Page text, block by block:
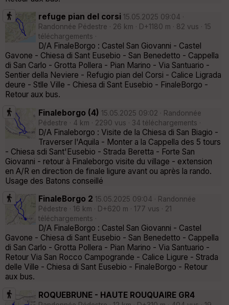
refuge pian del corsi 15.05.2025 09:04 ·
Randonnée Pédestre · 26 km · D+1180 m · 82 vus · 15
téléchargements ·
D/A FinaleBorgo : Castel San Giovanni - Castel
Gavone - Chiesa di Sant Eusebio - San Benedetto - Cappella
di San Carlo - Grotta Pollera - Pian Marino - Via Santuario -
Sentier della Neviere - Refugio pian del Corsi - Calice Ligrada
deure - Stlle Ville - Chiesa di Sant Eusebio - FinaleBorgo -
Retour aux bus.
Finaleborgo (4) 15.05.2025 09:02 · Randonnée
Pédestre · 4 km · 2290 vus · 34 téléchargements ·
D/A Finaleborgo : Visite de la Chiesa di San Biagio -
Traverser l'Aquila - Monter a la Cappella des 5 tours
- Chiesa sdi Sant'Eusebio - Strada Beretta - Forte San
Giovanni - retour à Finaleborgo visite du village - extension
en A/R en direction de finale ligure avant ou après la rando.
Usage des Batons conseillé
FinaleBorgo 2 15.05.2025 09:04 · Randonnée
Pédestre · 16 km · D+620 m · 177 vus · 21
téléchargements ·
D/A FinaleBorgo : Castel San Giovanni - Castel
Gavone - Chiesa di Sant Eusebio - San Benedetto - Cappella
di San Carlo - Grotta Pollera - Pian Marino - Via Santuario -
Retour Via San Rocco Campogrande - Calice Ligure - Strada
delle Ville - Chiesa di Sant Eusebio - FinaleBorgo - Retour
aux bus.
ROQUEBRUNE - HAUTE ROUQUAIRE GR4